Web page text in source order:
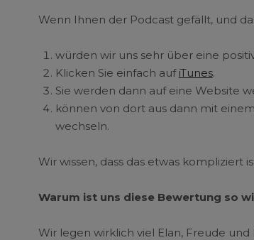
Wenn Ihnen der Podcast gefällt, und
würden wir uns sehr über eine
Klicken Sie einfach auf iTunes.
Sie werden dann auf eine Website
können von dort aus dann mit
wechseln.
Wir wissen, dass das etwas kompliziert
Warum ist uns diese Bewertung so
Wir legen wirklich viel Elan, Freude